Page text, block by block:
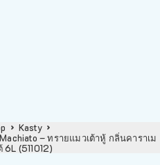
Kasty
– ทรายแมวเต้าหู้ กลิ่นคาราเม
(511012)